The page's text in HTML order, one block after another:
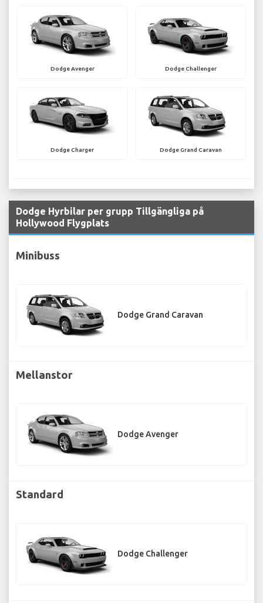
Dodge Avenger Dodge Challenger
Dodge Charger Dodge Grand Caravan
Dodge Hyrbilar per grupp Tillgängliga på
Hollywood Flygplats
Minibuss
Dodge Grand Caravan
Mellanstor
Dodge Avenger
Standard
Dodge Challenger